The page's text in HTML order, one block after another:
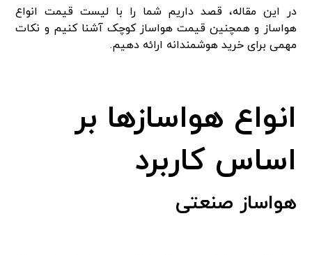
در این مقاله، قصد داریم شما را با لیست قیمت انواع
هواساز و همچنین قیمت هواساز کوچک آشنا کنیم و نکات
مهمی برای خرید هوشمندانه ارائه دهیم.
انواع هواسازها بر
اساس کاربرد
هواساز صنعتی